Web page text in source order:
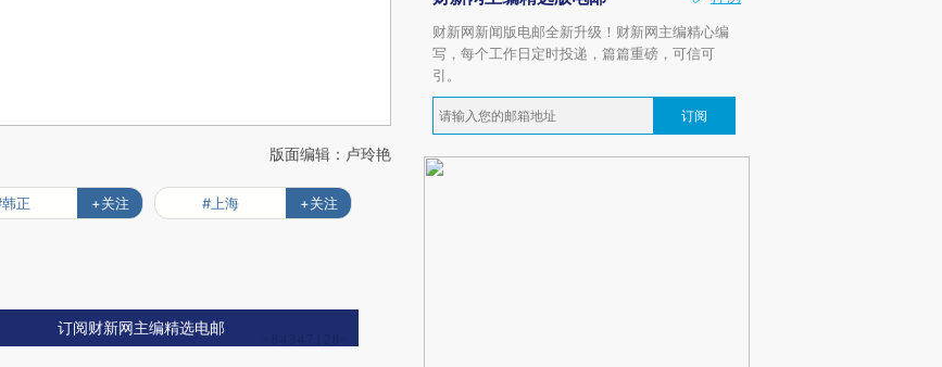
版面编辑：卢玲艳
正 +关注 #上海 +关注
订阅财新网主编精选电邮
财新网新闻版电邮全新升级！财新网主编精心编
写，每个工作日定时投递，篇篇重磅，可信可
引。
订阅